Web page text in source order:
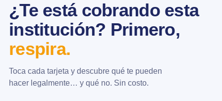
¿Te está cobrando esta
institución? Primero,
respira.
Toca cada tarjeta y descubre qué te pueden
hacer legalmente… y qué no. Sin costo.